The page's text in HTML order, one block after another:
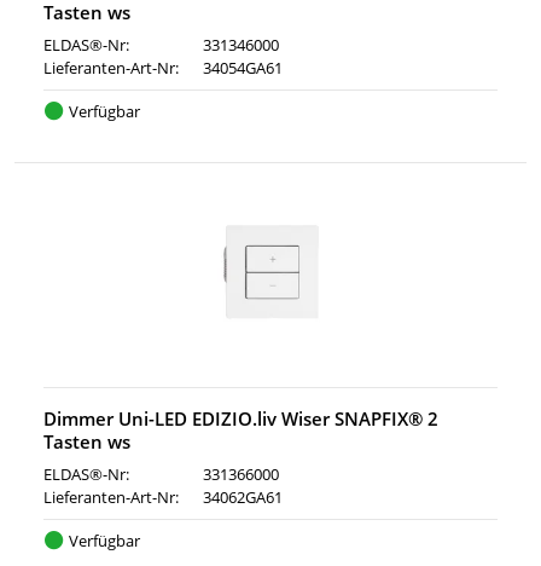
Tasten ws
ELDAS®-Nr:
331346000
Lieferanten-Art-Nr:
34054GA61
Verfügbar
Dimmer Uni-LED EDIZIO.liv Wiser SNAPFIX® 2
Tasten ws
ELDAS®-Nr:
331366000
Lieferanten-Art-Nr:
34062GA61
Verfügbar